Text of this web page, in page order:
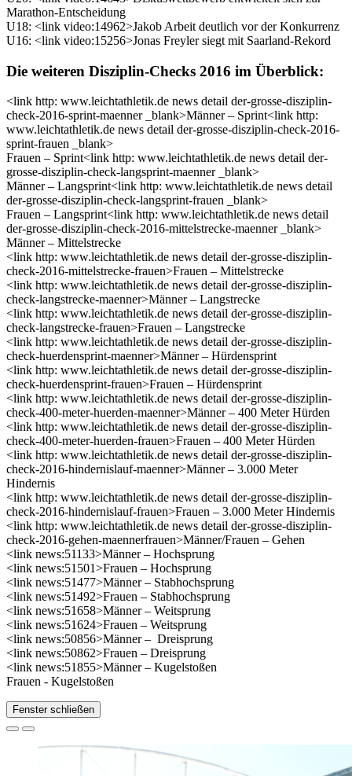
Marathon-Entscheidung
U18: <link video:14962>Jakob Arbeit deutlich vor der Konkurrenz
U16: <link video:15256>Jonas Freyler siegt mit Saarland-Rekord
Die weiteren Disziplin-Checks 2016 im Überblick:
<link http: www.leichtathletik.de news detail der-grosse-disziplin-
check-2016-sprint-maenner _blank>Männer – Sprint<link http:
www.leichtathletik.de news detail der-grosse-disziplin-check-2016-
sprint-frauen _blank>
Frauen – Sprint<link http: www.leichtathletik.de news detail der-
grosse-disziplin-check-langsprint-maenner _blank>
Männer – Langsprint<link http: www.leichtathletik.de news detail
der-grosse-disziplin-check-langsprint-frauen _blank>
Frauen – Langsprint<link http: www.leichtathletik.de news detail
der-grosse-disziplin-check-2016-mittelstrecke-maenner _blank>
Männer – Mittelstrecke
<link http: www.leichtathletik.de news detail der-grosse-disziplin-
check-2016-mittelstrecke-frauen>Frauen – Mittelstrecke
<link http: www.leichtathletik.de news detail der-grosse-disziplin-
check-langstrecke-maenner>Männer – Langstrecke
<link http: www.leichtathletik.de news detail der-grosse-disziplin-
check-langstrecke-frauen>Frauen – Langstrecke
<link http: www.leichtathletik.de news detail der-grosse-disziplin-
check-huerdensprint-maenner>Männer – Hürdensprint
<link http: www.leichtathletik.de news detail der-grosse-disziplin-
check-huerdensprint-frauen>Frauen – Hürdensprint
<link http: www.leichtathletik.de news detail der-grosse-disziplin-
check-400-meter-huerden-maenner>Männer – 400 Meter Hürden
<link http: www.leichtathletik.de news detail der-grosse-disziplin-
check-400-meter-huerden-frauen>Frauen – 400 Meter Hürden
<link http: www.leichtathletik.de news detail der-grosse-disziplin-
check-2016-hindernislauf-maenner>Männer – 3.000 Meter
Hindernis
<link http: www.leichtathletik.de news detail der-grosse-disziplin-
check-2016-hindernislauf-frauen>Frauen – 3.000 Meter Hindernis
<link http: www.leichtathletik.de news detail der-grosse-disziplin-
check-2016-gehen-maennerfrauen>Männer/Frauen – Gehen
<link news:51133>Männer – Hochsprung
<link news:51501>Frauen – Hochsprung
<link news:51477>Männer – Stabhochsprung
<link news:51492>Frauen – Stabhochsprung
<link news:51658>Männer – Weitsprung
<link news:51624>Frauen – Weitsprung
<link news:50856>Männer – Dreisprung
<link news:50862>Frauen – Dreisprung
<link news:51855>Männer – Kugelstoßen
Frauen - Kugelstoßen
Fenster schließen